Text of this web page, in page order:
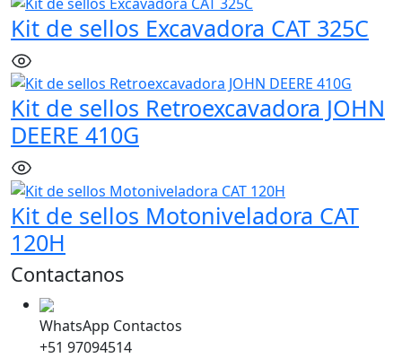
Kit de sellos Excavadora CAT 325C
Kit de sellos Retroexcavadora JOHN
DEERE 410G
Kit de sellos Motoniveladora CAT
120H
Contactanos
WhatsApp Contactos
+51 97094514